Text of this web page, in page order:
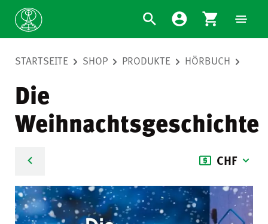
STARTSEITE SHOP PRODUKTE HÖRBUCH
Die
Weihnachtsgeschichte
CHF